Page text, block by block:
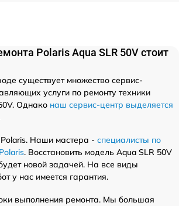
Polaris Aqua SLR 50V стоит
существует множество сервис-
услуги по ремонту техники
Однако наш сервис-центр выделяется
Наши мастера - специалисты по
. Восстановить модель Aqua SLR 50V
новой задачей. На все виды
у нас имеется гарантия.
выполнения ремонта. Мы большая